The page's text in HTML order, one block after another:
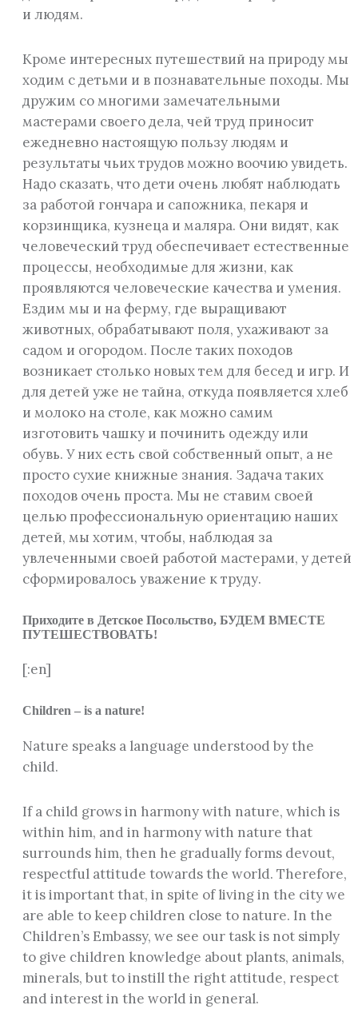
и людям.
Кроме интересных путешествий на природу мы
ходим с детьми и в познавательные походы. Мы
дружим со многими замечательными
мастерами своего дела, чей труд приносит
ежедневно настоящую пользу людям и
результаты чьих трудов можно воочию увидеть.
Надо сказать, что дети очень любят наблюдать
за работой гончара и сапожника, пекаря и
корзинщика, кузнеца и маляра. Они видят, как
человеческий труд обеспечивает естественные
процессы, необходимые для жизни, как
проявляются человеческие качества и умения.
Ездим мы и на ферму, где выращивают
животных, обрабатывают поля, ухаживают за
садом и огородом. После таких походов
возникает столько новых тем для бесед и игр. И
для детей уже не тайна, откуда появляется хлеб
и молоко на столе, как можно самим
изготовить чашку и починить одежду или
обувь. У них есть свой собственный опыт, а не
просто сухие книжные знания. Задача таких
походов очень проста. Мы не ставим своей
целью профессиональную ориентацию наших
детей, мы хотим, чтобы, наблюдая за
увлеченными своей работой мастерами, у детей
сформировалось уважение к труду.
Приходите в Детское Посольство, БУДЕМ ВМЕСТЕ
ПУТЕШЕСТВОВАТЬ!
[:en]
Children – is a nature!
Nature speaks a language understood by the
child.
If a child grows in harmony with nature, which is
within him, and in harmony with nature that
surrounds him, then he gradually forms devout,
respectful attitude towards the world. Therefore,
it is important that, in spite of living in the city we
are able to keep children close to nature. In the
Children’s Embassy, we see our task is not simply
to give children knowledge about plants, animals,
minerals, but to instill the right attitude, respect
and interest in the world in general.